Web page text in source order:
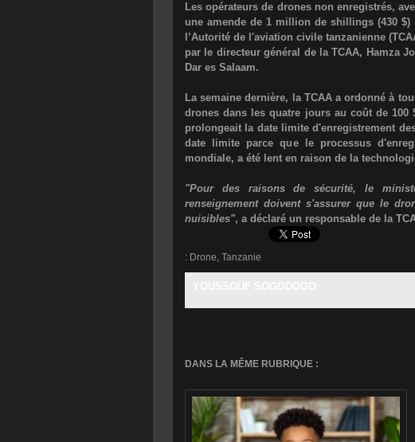
Les opérateurs de drones non enregistrés,
une amende de 1 million de shillings (430 $)
l’Autorité de l'aviation civile tanzanienne
par le directeur général de la TCAA, Hamza
Dar es Salaam.
La semaine dernière, la TCAA a ordonné à
drones dans les quatre jours au coût de 100
prolongeait la date limite d'enregistrement
date limite parce que le processus
mondiale, a été lent en raison de la
"Pour des raisons de sécurité, le
renseignement doivent s'assurer que le
nuisibles", a déclaré un responsable de la
: Drone, Tanzanie
DANS LA MÊME RUBRIQUE :